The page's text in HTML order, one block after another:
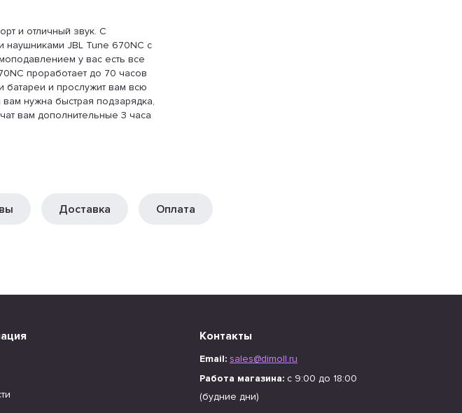
и отличный звук. С
наушниками JBL Tune 670NC с
у вас есть все
проработает до 70 часов
батареи и прослужит вам всю
нужна быстрая подзарядка,
вам дополнительные 3 часа
Доставка Оплата
Контакты
Email: sales@dimoll.ru
Работа магазина: с 9:00 до 18:00
(будние дни)